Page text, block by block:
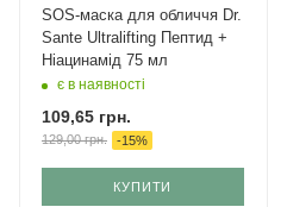
SOS-маска для обличчя Dr.
Sante Ultralifting Пептид +
Ніацинамід 75 мл
є в наявності
109,65 грн.
129,00грн. -15%
КУПИТИ